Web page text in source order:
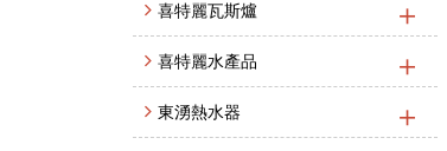
喜特麗瓦斯爐
喜特麗水產品
東湧熱水器